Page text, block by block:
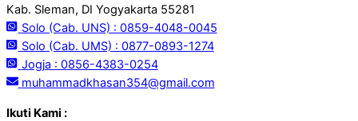
Kab. Sleman, DI Yogyakarta 55281
Solo (Cab. UNS) : 0859-4048-0045
Solo (Cab. UMS) : 0877-0893-1274
Jogja : 0856-4383-0254
muhammadkhasan354@gmail.com
Ikuti Kami :